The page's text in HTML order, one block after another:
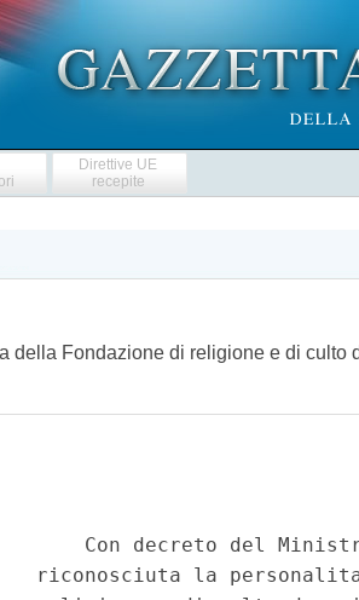
Direttive UE
recepite
della Fondazione di religione e di